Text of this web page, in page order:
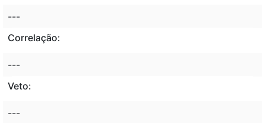
---
Correlação:
---
Veto:
---